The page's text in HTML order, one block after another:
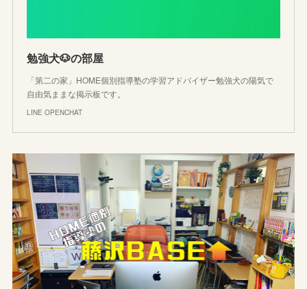
勉強犬🐶の部屋
「第二の家」HOME個別指導塾の学習アドバイザー勉強犬の陽気で
自由気ままな掲示板です。
LINE OPENCHAT